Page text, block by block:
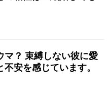
マ？ 束縛しない彼に愛
不安を感じています。